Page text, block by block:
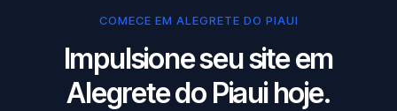
COMECE EM ALEGRETE DO PIAUI
Impulsione seu site em
Alegrete do Piaui hoje.